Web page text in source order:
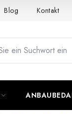
Blog Kontakt